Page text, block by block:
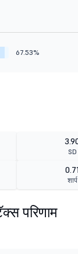
67.53%
SD
शार्प
परिणाम